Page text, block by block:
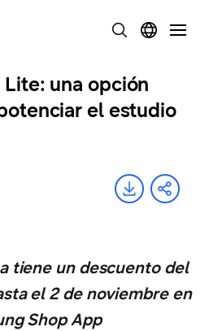
Lite: una opción
el estudio
tiene un descuento del
el 2 de noviembre en
Shop App